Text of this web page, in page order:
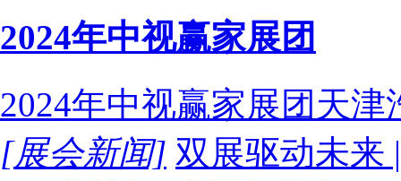
2024年中视赢家展团
2024年中视赢家展团天津
[展会新闻] 双展驱动未来